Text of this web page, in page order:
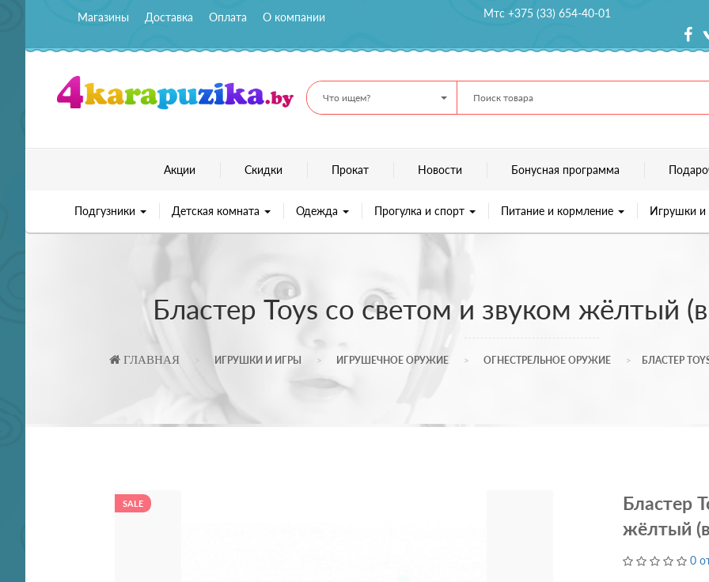
Магазины Доставка Оплата О компании Мтс +375 (33) 654-40-01
Что ищем?
Акции Скидки Прокат Новости Бонусная программа
Подгузники Детская комната Одежда Прогулка и спорт Питание и кормление Игрушки
Бластер Toys со светом и звуком жёлтый
ГЛАВНАЯ ИГРУШКИ И ИГРЫ ИГРУШЕЧНОЕ ОРУЖИЕ ОГНЕСТРЕЛЬНОЕ ОРУЖИЕ БЛАСТЕР
SALE
Бластер
жёлтый
0